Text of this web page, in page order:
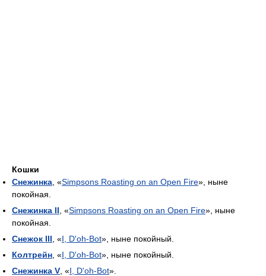
Кошки
Снежинка , «Simpsons Roasting on an Open Fire», ныне
покойная.
Снежинка II , «Simpsons Roasting on an Open Fire», ныне
покойная.
Снежок III , «I, D'oh-Bot», ныне покойный.
Колтрейн , «I, D'oh-Bot», ныне покойный.
Снежинка V , «I, D'oh-Bot».